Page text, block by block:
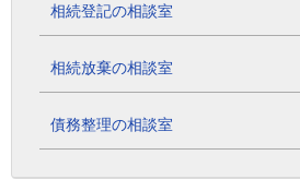
相続登記の相談室
相続放棄の相談室
債務整理の相談室